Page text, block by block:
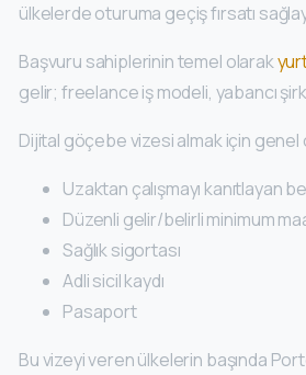
ülkelerde oturuma geçiş fırsatı
Başvuru sahiplerinin temel olarak
gelir; freelance iş modeli, yabancı
Dijital göçebe vizesi almak için genel
Uzaktan çalışmayı kanıtlayan
Düzenli gelir/belirli minimum
Sağlık sigortası
Adli sicil kaydı
Pasaport
Bu vizeyi veren ülkelerin başında